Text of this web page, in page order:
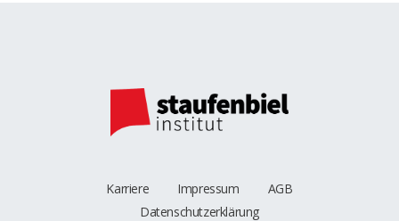
Karriere Impressum
AGB
Datenschutzerklärung